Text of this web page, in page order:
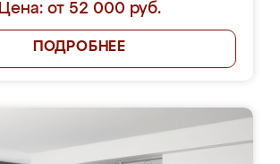
Цена: от 52 000 руб.
ПОДРОБНЕЕ